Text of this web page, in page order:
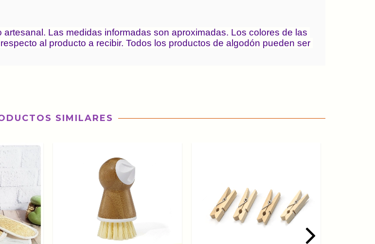
Las medidas informadas son aproximadas. Los colores de las
al producto a recibir. Todos los productos de algodón pueden ser
SIMILARES